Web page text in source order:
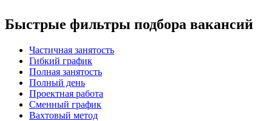
Быстрые фильтры подбора вакансий
Частичная занятость
Гибкий график
Полная занятость
Полный день
Проектная работа
Сменный график
Вахтовый метод